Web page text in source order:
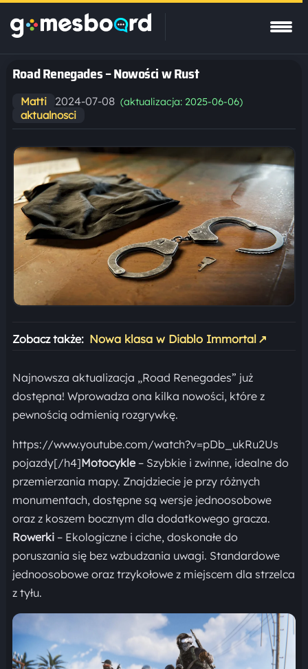
Road Renegades – Nowości w Rust
Matti 2024-07-08 (aktualizacja: 2025-06-06)
aktualnosci
Zobacz także: Nowa klasa w Diablo Immortal ↗
Najnowsza aktualizacja „Road Renegades” już
dostępna! Wprowadza ona kilka nowości, które z
pewnością odmienią rozgrywkę.
https://www.youtube.com/watch?v=pDb_ukRu2Us
pojazdy[/h4]Motocykle– Szybkie i zwinne, idealne do
przemierzania mapy. Znajdziecie je przy różnych
monumentach, dostępne są wersje jednoosobowe
oraz z koszem bocznym dla dodatkowego gracza.
Rowerki– Ekologiczne i ciche, doskonałe do
poruszania się bez wzbudzania uwagi. Standardowe
jednoosobowe oraz trzykołowe z miejscem dla strzelca
z tyłu.